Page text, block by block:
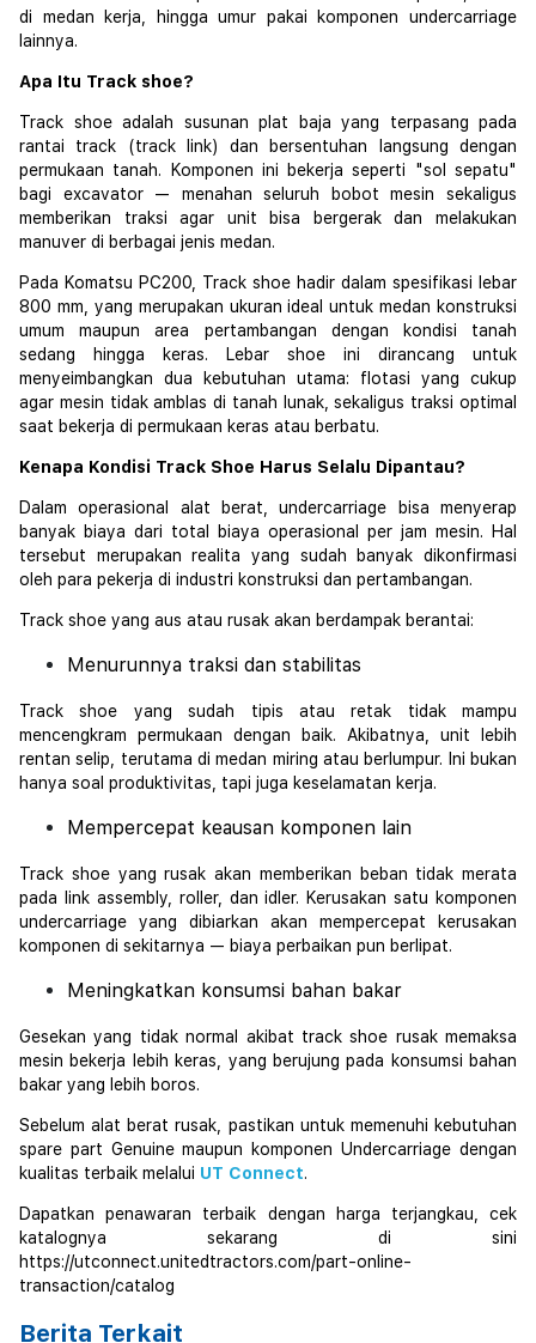
di medan kerja, hingga umur pakai komponen undercarriage
lainnya.
Apa Itu Track shoe?
Track shoe adalah susunan plat baja yang terpasang pada
rantai track (track link) dan bersentuhan langsung dengan
permukaan tanah. Komponen ini bekerja seperti "sol sepatu"
bagi excavator — menahan seluruh bobot mesin sekaligus
memberikan traksi agar unit bisa bergerak dan melakukan
manuver di berbagai jenis medan.
Pada Komatsu PC200, Track shoe hadir dalam spesifikasi lebar
800 mm, yang merupakan ukuran ideal untuk medan konstruksi
umum maupun area pertambangan dengan kondisi tanah
sedang hingga keras. Lebar shoe ini dirancang untuk
menyeimbangkan dua kebutuhan utama: flotasi yang cukup
agar mesin tidak amblas di tanah lunak, sekaligus traksi optimal
saat bekerja di permukaan keras atau berbatu.
Kenapa Kondisi Track Shoe Harus Selalu Dipantau?
Dalam operasional alat berat, undercarriage bisa menyerap
banyak biaya dari total biaya operasional per jam mesin. Hal
tersebut merupakan realita yang sudah banyak dikonfirmasi
oleh para pekerja di industri konstruksi dan pertambangan.
Track shoe yang aus atau rusak akan berdampak berantai:
Menurunnya traksi dan stabilitas
Track shoe yang sudah tipis atau retak tidak mampu
mencengkram permukaan dengan baik. Akibatnya, unit lebih
rentan selip, terutama di medan miring atau berlumpur. Ini bukan
hanya soal produktivitas, tapi juga keselamatan kerja.
Mempercepat keausan komponen lain
Track shoe yang rusak akan memberikan beban tidak merata
pada link assembly, roller, dan idler. Kerusakan satu komponen
undercarriage yang dibiarkan akan mempercepat kerusakan
komponen di sekitarnya — biaya perbaikan pun berlipat.
Meningkatkan konsumsi bahan bakar
Gesekan yang tidak normal akibat track shoe rusak memaksa
mesin bekerja lebih keras, yang berujung pada konsumsi bahan
bakar yang lebih boros.
Sebelum alat berat rusak, pastikan untuk memenuhi kebutuhan
spare part Genuine maupun komponen Undercarriage dengan
kualitas terbaik melalui UT Connect.
Dapatkan penawaran terbaik dengan harga terjangkau, cek
katalognya sekarang di sini
https://utconnect.unitedtractors.com/part-online-
transaction/catalog
Berita Terkait